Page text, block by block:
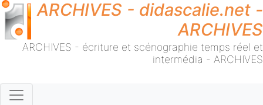
ARCHIVES - didascalie.net -
ARCHIVES
ARCHIVES - écriture et scénographie temps réel et
intermédia - ARCHIVES